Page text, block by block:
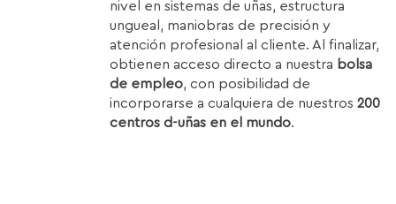
nivel en sistemas de uñas, estructura
ungueal, maniobras de precisión y
atención profesional al cliente. Al finalizar,
obtienen acceso directo a nuestra bolsa
de empleo, con posibilidad de
incorporarse a cualquiera de nuestros200
centros d-uñas en el mundo.